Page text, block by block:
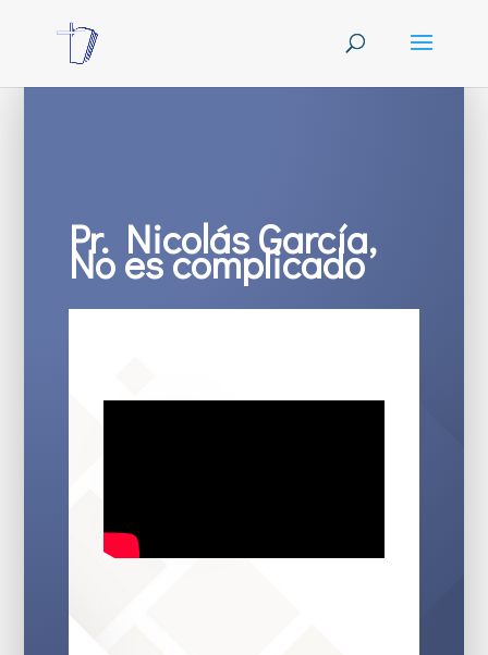
Pr. Nicolás García,
No es complicado